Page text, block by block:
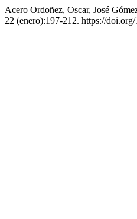
Acero Ordoñez, Oscar, José
22 (enero):197-212. https://